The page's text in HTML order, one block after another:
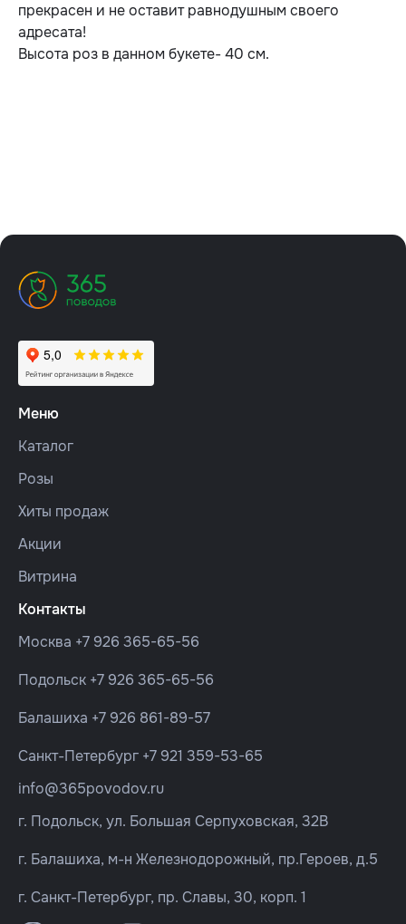
прекрасен и не оставит равнодушным своего
адресата!
Высота роз в данном букете- 40 см.
Меню
Каталог
Розы
Хиты продаж
Акции
Витрина
Контакты
Москва +7 926 365-65-56
Подольск +7 926 365-65-56
Балашиха +7 926 861-89-57
Санкт-Петербург +7 921 359-53-65
info@365povodov.ru
г. Подольск, ул. Большая Серпуховская, 32В
г. Балашиха, м-н Железнодорожный, пр.Героев, д.5
г. Санкт-Петербург, пр. Славы, 30, корп. 1